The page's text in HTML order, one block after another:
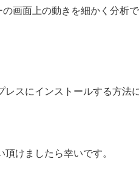
の画面上の動きを細かく分析
スにインストールする方法
けましたら幸いです。